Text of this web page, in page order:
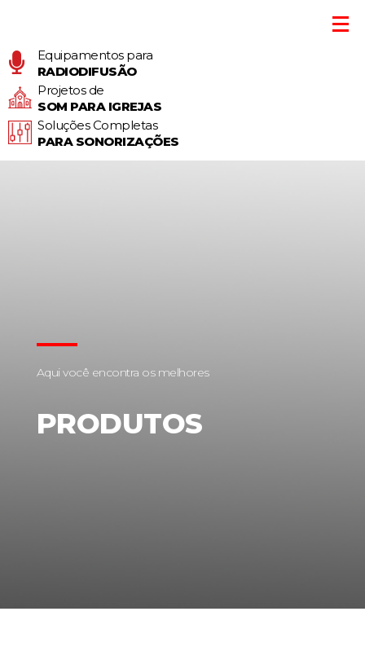
Equipamentos para
RADIODIFUSÃO
Projetos de
SOM PARA IGREJAS
Soluções Completas
PARA SONORIZAÇÕES
Aqui você encontra os melhores
PRODUTOS